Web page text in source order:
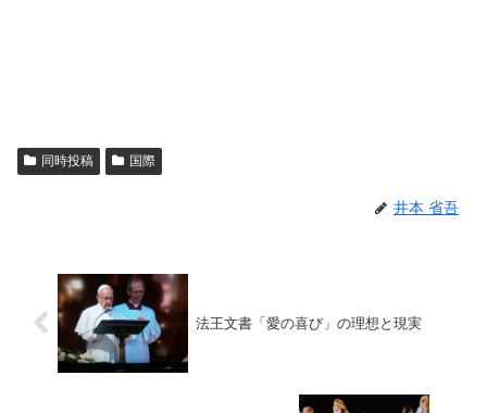
同時投稿 国際
井本 省吾
法王文書「愛の喜び」の理想と現実